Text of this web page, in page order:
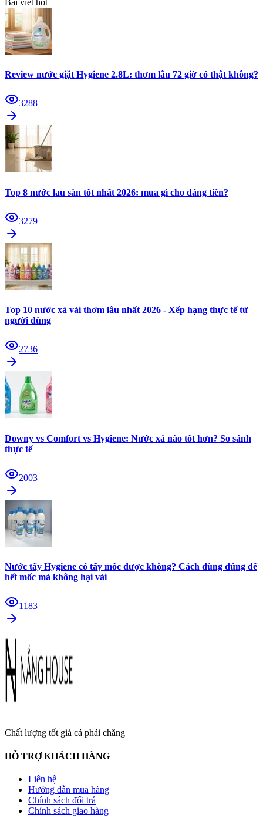
Review nước giặt Hygiene 2.8L: thơm lâu 72 giờ có thật không?
3288
Top 8 nước lau sàn tốt nhất 2026: mua gì cho đáng tiền?
3279
Top 10 nước xả vải thơm lâu nhất 2026 - Xếp hạng thực tế từ
người dùng
2736
Downy vs Comfort vs Hygiene: Nước xả nào tốt hơn? So sánh
thực tế
2003
Nước tẩy Hygiene có tẩy mốc được không? Cách dùng đúng để
hết mốc mà không hại vải
1183
Chất lượng tốt giá cả phải chăng
HỖ TRỢ KHÁCH HÀNG
Liên hệ
Hướng dẫn mua hàng
Chính sách đổi trả
Chính sách giao hàng